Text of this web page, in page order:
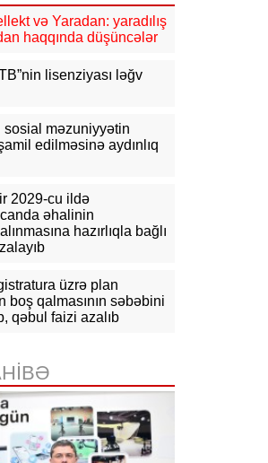
şərait yaradıb
ar-arvadın qətli ilə
Səudiyyə Ərəbistanı
aktiv
sayı 65 mini ötüb, ən
Ermənistanın Aİİ-yə
olaraq Aİ üzvlüyü variantı
deyil
və Yaradan: yaradılış
haqqında düşüncələr
lisenziyası ləğv
məzuniyyətin
edilməsinə aydınlıq
2029-cu ildə
əhalinin
hazırlıqla bağlı
üzrə plan
boş qalmasının səbəbini
qəbul faizi azalıb